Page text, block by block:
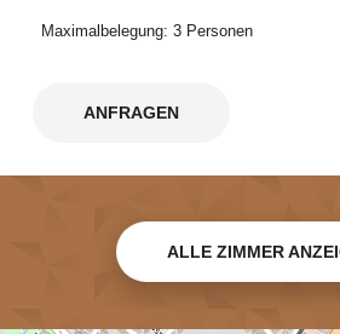
Maximalbelegung: 3 Personen
ANFRAGEN
ALLE ZIMMER